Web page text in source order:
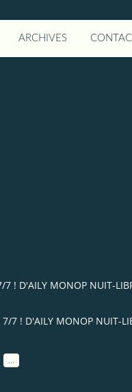
ARCHIVES
MONOP NUIT-
D'AILY MONOP NUIT-